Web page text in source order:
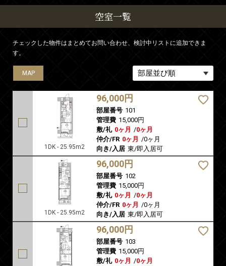
空室一覧
チェックした物件はまとめてお問い合わせ、検討中リストに追加できま
す。
MAP
1DK - 25.95m2
96,000円
部屋番号 101
管理費 15,000円
敷/礼 0ヶ月 /0ヶ月
仲介/FR 0ヶ月 /0ヶ月
向き/入居 東/即入居可
MAP
1DK - 25.95m2
96,000円
部屋番号 102
管理費 15,000円
敷/礼 0ヶ月 /0ヶ月
仲介/FR 0ヶ月 /0ヶ月
向き/入居 東/即入居可
MAP
96,000円
部屋番号 103
管理費 15,000円
敷/礼 0ヶ月 /0ヶ月
MAP
MAP
MAP
MAP
MAP
MAP
MAP
MAP
MAP
MAP
MAP
MAP
MAP
MAP
MAP
MAP
MAP
MAP
MAP